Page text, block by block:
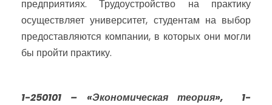
предприятиях. Трудоустройство на практику
осуществляет университет, студентам на выбор
предоставляются компании, в которых они могли
бы пройти практику.
1-250101 – «Экономическая теория»,
1-